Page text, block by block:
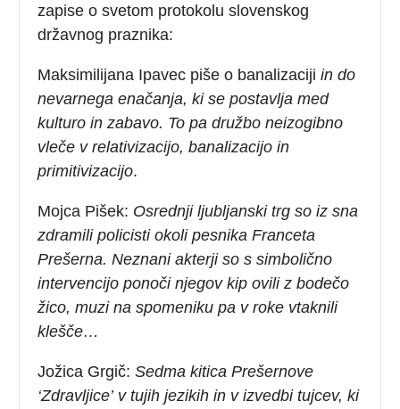
zapise o svetom protokolu slovenskog
državnog praznika:
Maksimilijana Ipavec piše o banalizacijiin do
nevarnega enačanja, ki se postavlja med
kulturo in zabavo. To pa družbo neizogibno
vleče v relativizacijo, banalizacijo in
primitivizacijo.
Mojca Pišek: Osrednji ljubljanski trg so iz sna
zdramili policisti okoli pesnika Franceta
Prešerna. Neznani akterji so s simbolično
intervencijo ponoči njegov kip ovili z bodečo
žico, muzi na spomeniku pa v roke vtaknili
klešče…
Jožica Grgič:Sedma kitica Prešernove
‘Zdravljice’ v tujih jezikih in v izvedbi tujcev, ki